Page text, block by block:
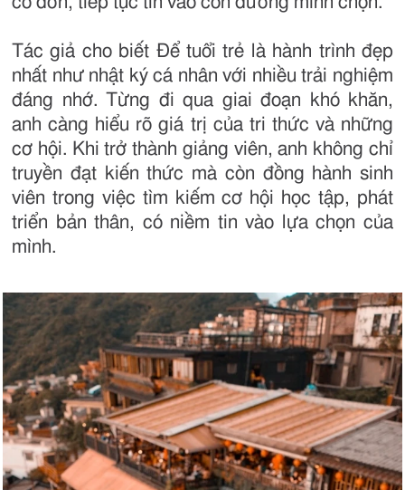
Tác giả cho biết Để tuổi trẻ là hành trình đẹp
nhất như nhật ký cá nhân với nhiều trải nghiệm
đáng nhớ. Từng đi qua giai đoạn khó khăn,
anh càng hiểu rõ giá trị của tri thức và những
cơ hội. Khi trở thành giảng viên, anh không chỉ
truyền đạt kiến thức mà còn đồng hành sinh
viên trong việc tìm kiếm cơ hội học tập, phát
triển bản thân, có niềm tin vào lựa chọn của
mình.